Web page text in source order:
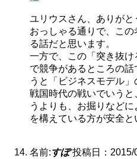
ユリウスさん、ありがと
おっしゃる通りで、こ
る話だと思います。
一方で、この「突き抜け
で競争があるところの
うと「ビジネスモデル」
戦国時代の戦いでいう
うよりも、お掘りなど
を構えている方が安全と
名前:すぽ 投稿日：2015/